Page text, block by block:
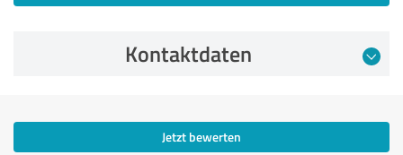
Kontaktdaten
Jetzt bewerten